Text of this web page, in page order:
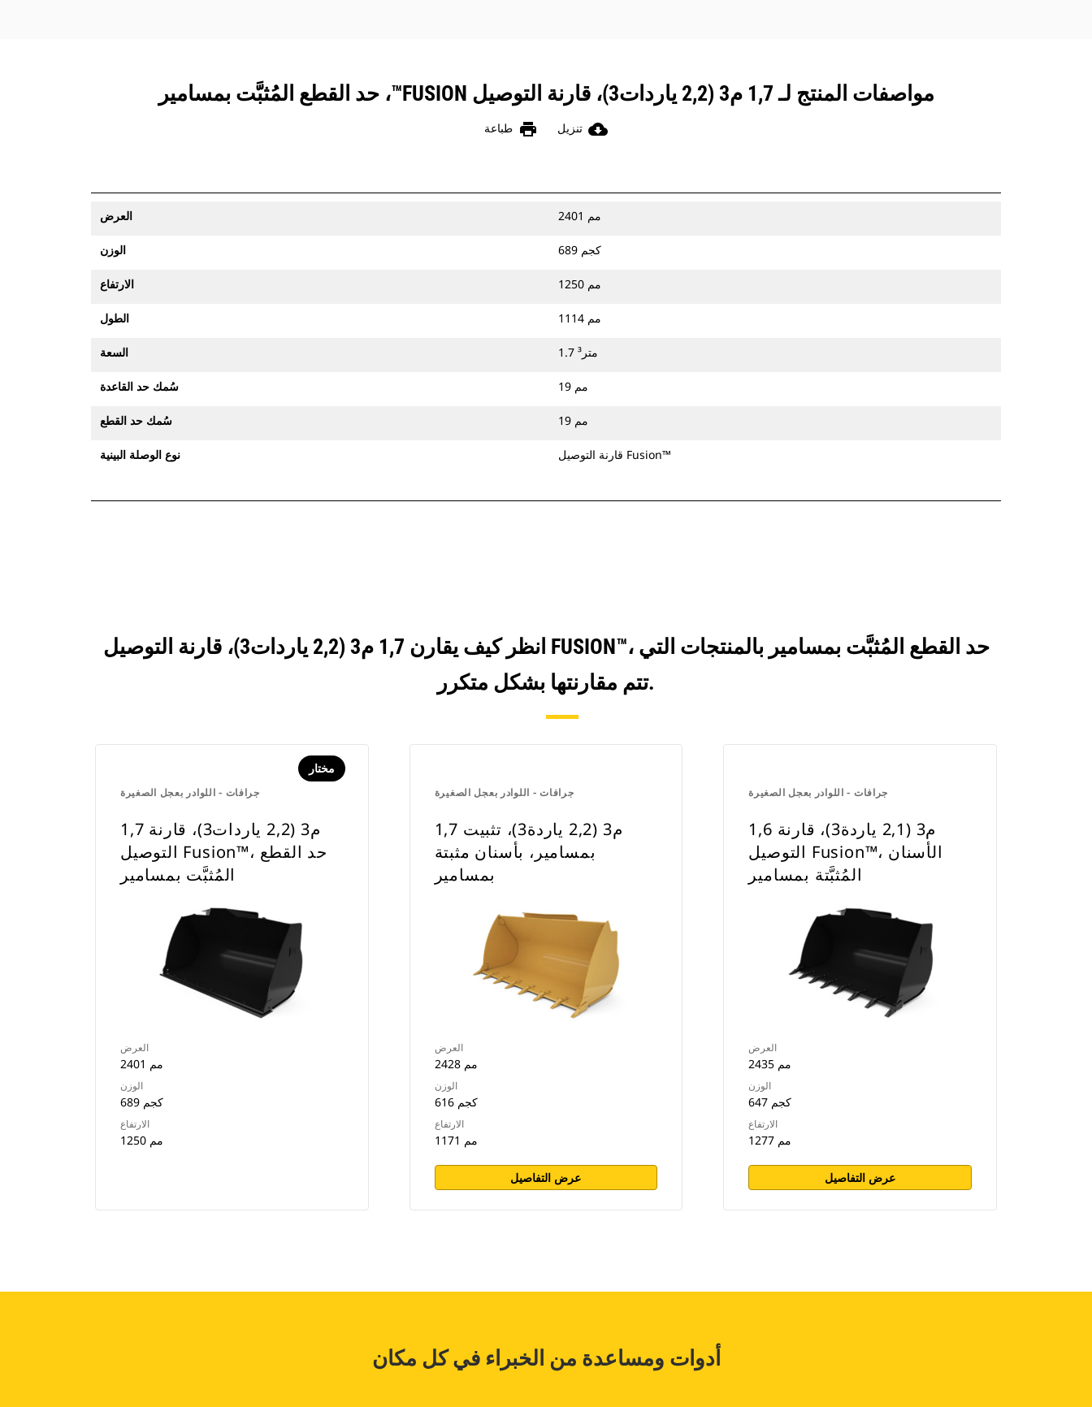
مواصفات المنتج لـ 1,7 م3 (2,2 ياردات3)، قارنة التوصيل FUSION™، حد القطع المُثبَّت بمسامير
cloud_download تنزيل print طباعة
العرض 2401 مم
الوزن 689 كجم
الارتفاع 1250 مم
الطول 1114 مم
السعة 1.7 متر³
سُمك حد القاعدة 19 مم
سُمك حد القطع 19 مم
نوع الوصلة البينية قارنة التوصيل Fusion™
انظر كيف يقارن 1,7 م3 (2,2 ياردات3)، قارنة التوصيل FUSION™، حد القطع المُثبَّت بمسامير بالمنتجات التي
تتم مقارنتها بشكل متكرر.
جرافات - اللوادر بعجل الصغيرة
مختار
1,7 م3 (2,2 ياردات3)، قارنة
التوصيل Fusion™، حد القطع
المُثبَّت بمسامير
العرض
2401 مم
الوزن
689 كجم
الارتفاع
1250 مم
جرافات - اللوادر بعجل الصغيرة
1,7 م3 (2,2 ياردة3)، تثبيت
بمسامير، بأسنان مثبتة
بمسامير
العرض
2428 مم
الوزن
616 كجم
الارتفاع
1171 مم
عرض التفاصيل
جرافات - اللوادر بعجل الصغيرة
1,6 م3 (2,1 ياردة3)، قارنة
التوصيل Fusion™، الأسنان
المُثبَّتة بمسامير
العرض
2435 مم
الوزن
647 كجم
الارتفاع
1277 مم
عرض التفاصيل
أدوات ومساعدة من الخبراء في كل مكان